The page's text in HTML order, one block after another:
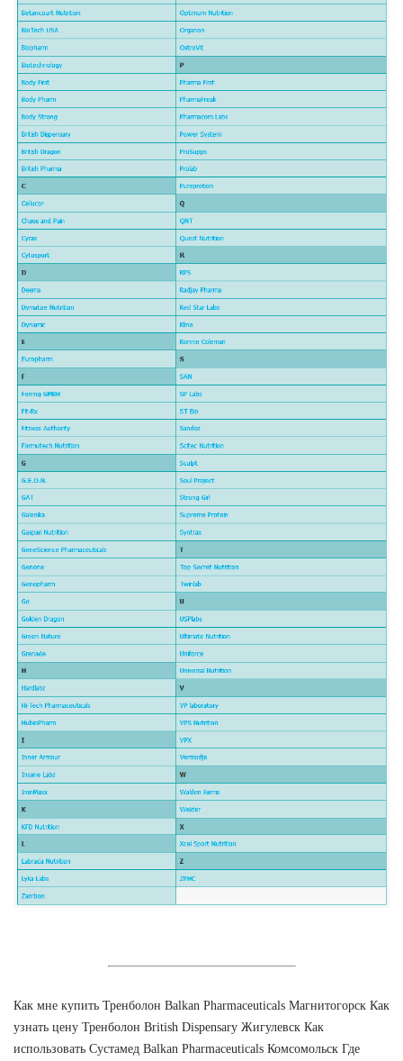
Как мне купить Тренболон Balkan Pharmaceuticals Магнитогорск Как
узнать цену Тренболон British Dispensary Жигулевск Как
использовать Сустамед Balkan Pharmaceuticals Комсомольск Где